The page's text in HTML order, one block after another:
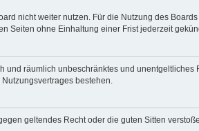
nicht weiter nutzen. Für die Nutzung des
Seiten ohne Einhaltung einer Frist jederzeit
räumlich unbeschränktes und
bestehen.
geltendes Recht oder die guten Sitten